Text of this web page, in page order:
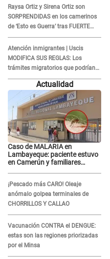
Raysa Ortiz y Sirena Ortiz son
SORPRENDIDAS en los camerinos
de ‘Esto es Guerra’ tras FUERTE
ENFRENTAMIENTO con Gabriel
Moisés: “Gracias”
Atención inmigrantes | Uscis
MODIFICA SUS REGLAS: Los
trámites migratorios que podrían
necesitar tu prueba de ADN
Actualidad
Caso de MALARIA en
Lambayeque: paciente estuvo
en Camerún y familiares
¡Pescado más CARO! Oleaje
anómalo golpea terminales de
CHORRILLOS Y CALLAO
Vacunación CONTRA el DENGUE:
estas son las regiones priorizadas
por el Minsa